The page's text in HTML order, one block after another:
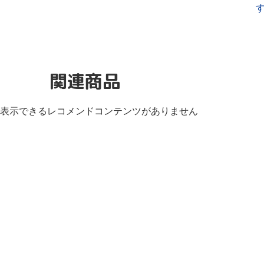
関連商品
表示できるレコメンドコンテンツがありません